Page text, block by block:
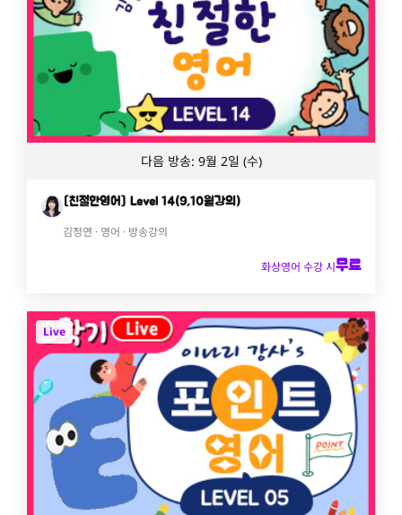
다음 방송: 9월 2일 (수)
[친절한영어] Level 14(9,10월강의)
김정연 · 영어 · 방송강의
화상영어 수강 시무료
Live